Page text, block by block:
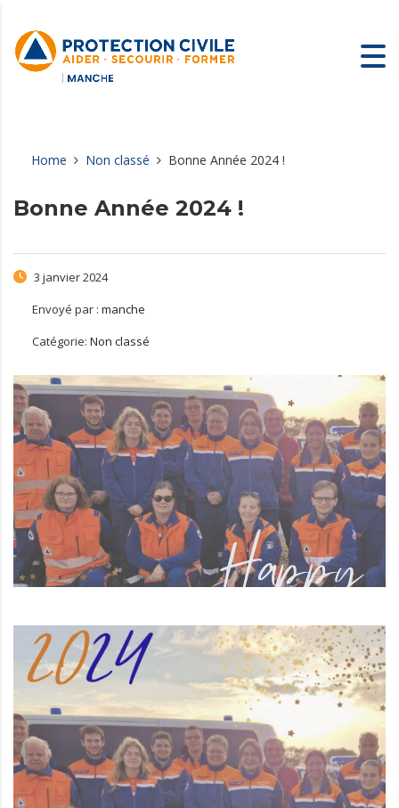
Home Non classé Bonne Année 2024 !
Bonne Année 2024 !
3 janvier 2024
Envoyé par : manche
Catégorie: Non classé